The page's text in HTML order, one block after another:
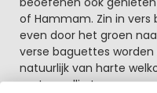
of Hammam. Zin in vers
even door het groen
verse baguettes
natuurlijk van harte
met gezellig terras.